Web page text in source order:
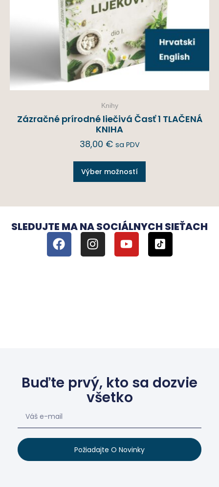
Knihy
Zázračné prírodné liečivá Časť 1 TLAČENÁ
KNIHA
38,00 € sa PDV
Výber možností
SLEDUJTE MA NA SOCIÁLNYCH SIEŤACH
Buďte prvý, kto sa dozvie
všetko
Požiadajte O Novinky